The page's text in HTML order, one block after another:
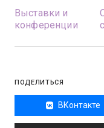
Выставки и
конференции
ПОДЕЛИТЬСЯ
ВКонтакте